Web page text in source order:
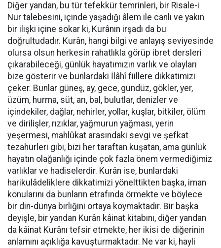
Diğer yandan, bu tür tefekkür temrinleri, bir Risale-i
Nur talebesini, içinde yaşadığı âlem ile canlı ve yakın
bir ilişki içine sokar ki, Kurânın irşadı da bu
doğrultudadır. Kurân, hangi bilgi ve anlayış seviyesinde
olursa olsun herkesin rahatlıkla görüp ibret dersleri
çıkarabileceği, günlük hayatımızın varlık ve olayları
bize gösterir ve bunlardaki İlâhî fiillere dikkatimizi
çeker. Bunlar güneş, ay, gece, gündüz, gökler, yer,
üzüm, hurma, süt, arı, bal, bulutlar, denizler ve
içindekiler, dağlar, nehirler, yollar, kuşlar, bitkiler, ölüm
ve dirilişler, rızıklar, yağmurun yağması, yerin
yeşermesi, mahlûkat arasındaki sevgi ve şefkat
tezahürleri gibi, bizi her taraftan kuşatan, ama günlük
hayatın olağanlığı içinde çok fazla önem vermediğimiz
varlıklar ve hadiselerdir. Kurân ise, bunlardaki
harikulâdeliklere dikkatimizi yönelttikten başka, iman
konularını da bunların etrafında örmekte ve böylece
bir din-dünya birliğini ortaya koymaktadır. Bir başka
deyişle, bir yandan Kurân kâinat kitabını, diğer yandan
da kâinat Kurânı tefsir etmekte, her ikisi de diğerinin
anlamını açıklığa kavuşturmaktadır. Ne var ki, hayli